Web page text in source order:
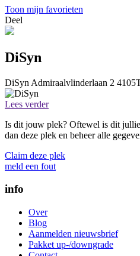
Toon mijn favorieten
Deel
DiSyn
DiSyn Admiraalvlinderlaan 2
Lees verder
Is dit jouw plek? Oftewel is dit
dan deze plek en beheer alle
Claim deze plek
meld een fout
info
Over
Blog
Aanmelden nieuwsbrief
Pakket up-/downgrade